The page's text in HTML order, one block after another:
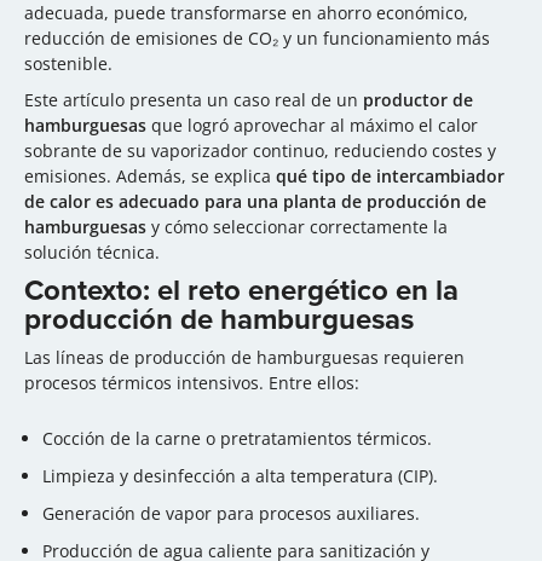
adecuada, puede transformarse en ahorro económico,
reducción de emisiones de CO₂ y un funcionamiento más
sostenible.
Este artículo presenta un caso real de un productor de
hamburguesas que logró aprovechar al máximo el calor
sobrante de su vaporizador continuo, reduciendo costes y
emisiones. Además, se explica qué tipo de intercambiador
de calor es adecuado para una planta de producción de
hamburguesas y cómo seleccionar correctamente la
solución técnica.
Contexto: el reto energético en la
producción de hamburguesas
Las líneas de producción de hamburguesas requieren
procesos térmicos intensivos. Entre ellos:
Cocción de la carne o pretratamientos térmicos.
Limpieza y desinfección a alta temperatura (CIP).
Generación de vapor para procesos auxiliares.
Producción de agua caliente para sanitización y